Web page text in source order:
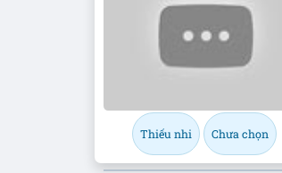
Thiếu nhi Chưa chọn